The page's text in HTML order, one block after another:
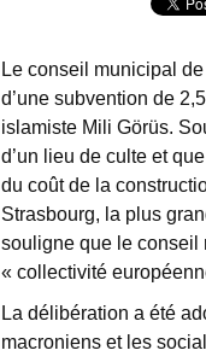
Le conseil municipal
d’une subvention de
islamiste Mili Görüs.
d’un lieu de culte et
du coût de la
Strasbourg, la plus
souligne que le conseil
« collectivité
La délibération a été
macroniens et les